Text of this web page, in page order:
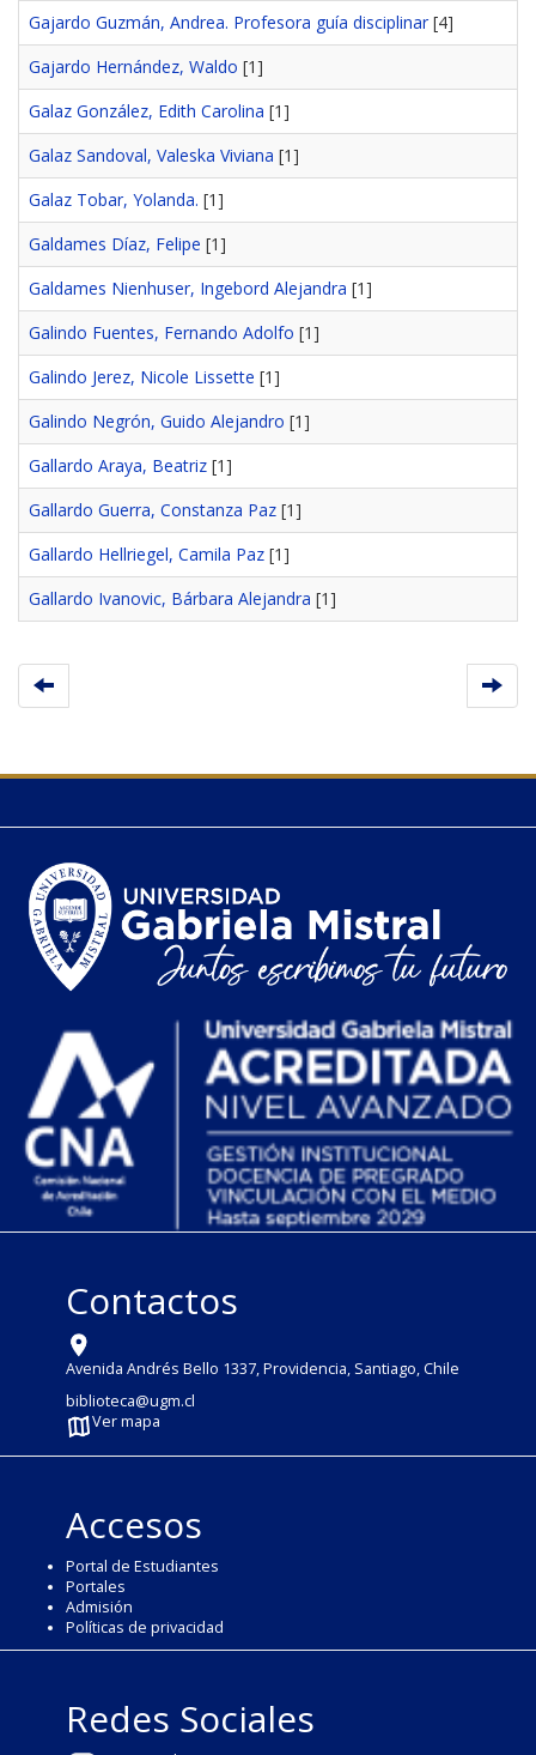
Gajardo Guzmán, Andrea. Profesora guía disciplinar[4]
Gajardo Hernández, Waldo [1]
Galaz González, Edith Carolina [1]
Galaz Sandoval, Valeska Viviana [1]
Galaz Tobar, Yolanda. [1]
Galdames Díaz, Felipe [1]
Galdames Nienhuser, Ingebord Alejandra [1]
Galindo Fuentes, Fernando Adolfo [1]
Galindo Jerez, Nicole Lissette [1]
Galindo Negrón, Guido Alejandro [1]
Gallardo Araya, Beatriz [1]
Gallardo Guerra, Constanza Paz [1]
Gallardo Hellriegel, Camila Paz [1]
Gallardo Ivanovic, Bárbara Alejandra [1]
Contactos
Avenida Andrés Bello 1337, Providencia, Santiago, Chile
biblioteca@ugm.cl
Ver mapa
Accesos
Portal de Estudiantes
Portales
Admisión
Políticas de privacidad
Redes Sociales